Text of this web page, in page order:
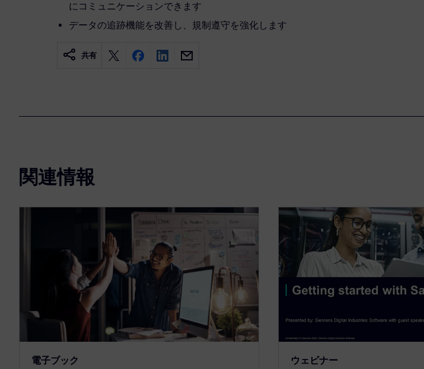
にコミュニケーションできます
データの追跡機能を改善し、規制遵守を強化します
共有
関連情報
電子ブック ウェビナー